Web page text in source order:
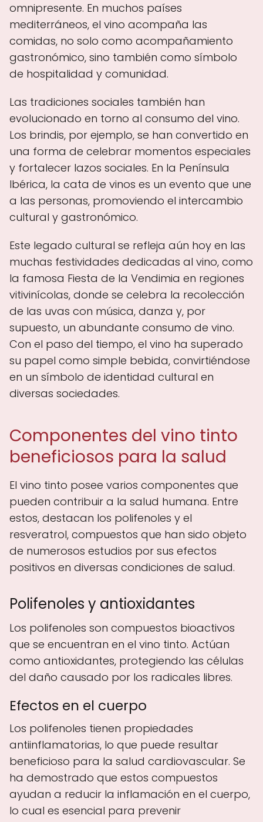
omnipresente. En muchos países
mediterráneos, el vino acompaña las
comidas, no solo como acompañamiento
gastronómico, sino también como símbolo
de hospitalidad y comunidad.
Las tradiciones sociales también han
evolucionado en torno al consumo del vino.
Los brindis, por ejemplo, se han convertido en
una forma de celebrar momentos especiales
y fortalecer lazos sociales. En la Península
Ibérica, la cata de vinos es un evento que une
a las personas, promoviendo el intercambio
cultural y gastronómico.
Este legado cultural se refleja aún hoy en las
muchas festividades dedicadas al vino, como
la famosa Fiesta de la Vendimia en regiones
vitivinícolas, donde se celebra la recolección
de las uvas con música, danza y, por
supuesto, un abundante consumo de vino.
Con el paso del tiempo, el vino ha superado
su papel como simple bebida, convirtiéndose
en un símbolo de identidad cultural en
diversas sociedades.
Componentes del vino tinto
beneficiosos para la salud
El vino tinto posee varios componentes que
pueden contribuir a la salud humana. Entre
estos, destacan los polifenoles y el
resveratrol, compuestos que han sido objeto
de numerosos estudios por sus efectos
positivos en diversas condiciones de salud.
Polifenoles y antioxidantes
Los polifenoles son compuestos bioactivos
que se encuentran en el vino tinto. Actúan
como antioxidantes, protegiendo las células
del daño causado por los radicales libres.
Efectos en el cuerpo
Los polifenoles tienen propiedades
antiinflamatorias, lo que puede resultar
beneficioso para la salud cardiovascular. Se
ha demostrado que estos compuestos
ayudan a reducir la inflamación en el cuerpo,
lo cual es esencial para prevenir